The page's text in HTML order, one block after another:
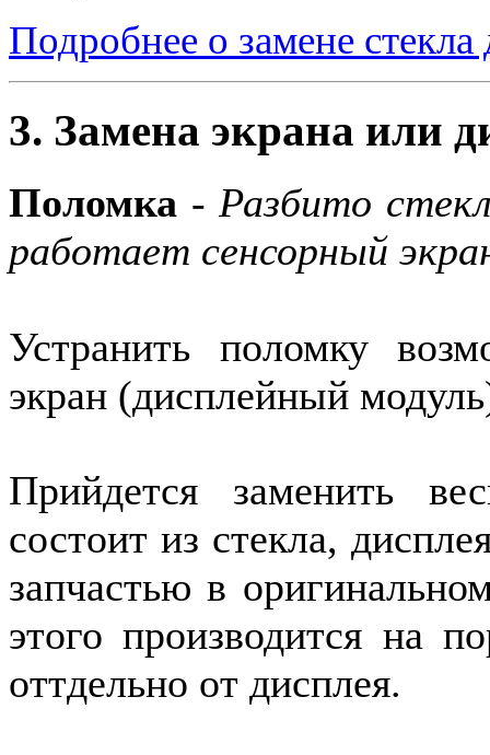
Подробнее о замене
3. Замена экрана или
Поломка - Разбито
работает сенсорный
Устранить поломку
экран (дисплейный
Прийдется заменить
состоит из стекла,
запчастью в
этого производится на
оттдельно от дисплея.